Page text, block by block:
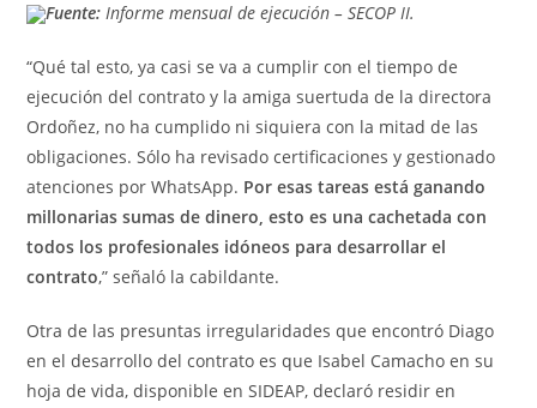
Fuente: Informe mensual de ejecución – SECOP II.
“Qué tal esto, ya casi se va a cumplir con el tiempo de
ejecución del contrato y la amiga suertuda de la directora
Ordoñez, no ha cumplido ni siquiera con la mitad de las
obligaciones. Sólo ha revisado certificaciones y gestionado
atenciones por WhatsApp. Por esas tareas está ganando
millonarias sumas de dinero, esto es una cachetada con
todos los profesionales idóneos para desarrollar el
contrato,” señaló la cabildante.
Otra de las presuntas irregularidades que encontró Diago
en el desarrollo del contrato es que Isabel Camacho en su
hoja de vida, disponible en SIDEAP, declaró residir en